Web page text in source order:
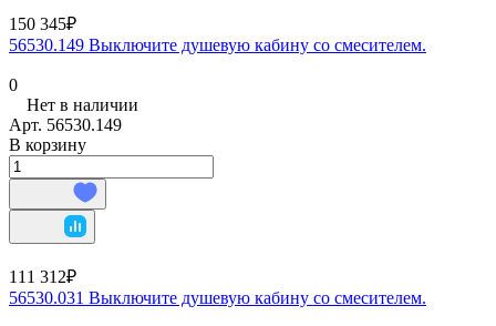
150 345₽
56530.149 Выключите душевую кабину со смесителем.
0
Нет в наличии
Арт. 56530.149
В корзину
111 312₽
56530.031 Выключите душевую кабину со смесителем.